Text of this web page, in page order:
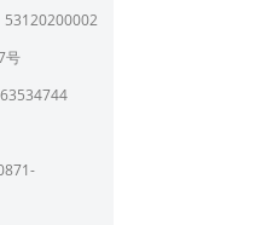
文化和旅游厅
治区文化和旅
化和旅游局
53120200002
号